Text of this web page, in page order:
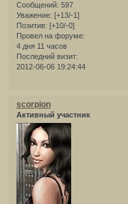
Сообщений: 597
Уважение: [+13/-1]
Позитив: [+10/-0]
Провел на форуме:
4 дня 11 часов
Последний визит:
2012-06-06 19:24:44
scorpion
Активный участник